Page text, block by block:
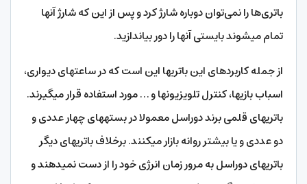
باتری‌ها را نمی‌‎توان دوباره شارژ کرد و پس از این که شارژ آن‎ها
تمام می‎شوند بایستی آن‎ها را دور بیاندازید.
از جمله کاربردهای این باتری‎ها این است که در ساعت‎های دیواری،
اسباب بازی‎ها، کنترل تلویزیون‎ها و … مورد استفاده قرار می‎گیرند.
باتری‎های قلمی برند دوراسل معمولا در بسته‎های چهار عددی و
دو عددی و یا بیشتر روانه بازار می‎کنند. برخلاف باتری‎های دیگر
باتری‎های دوراسل به مرور زمان انرژی خود را از دست نمی‎دهند و